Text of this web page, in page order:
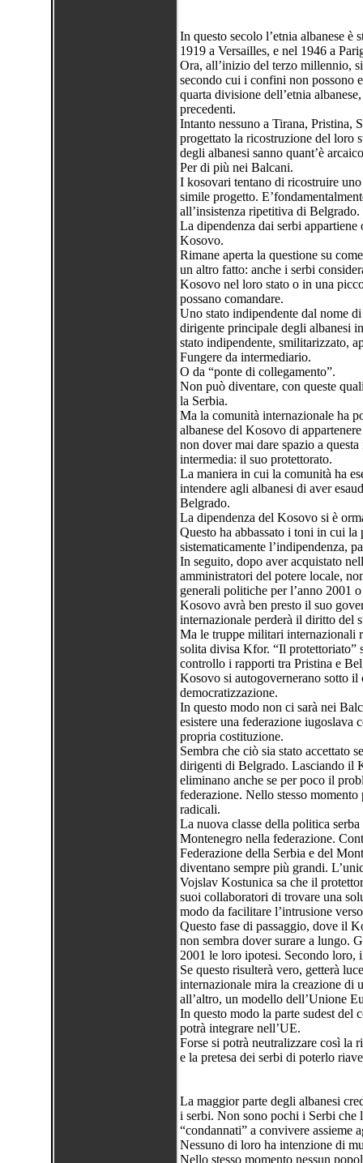
In questo secolo l’etnia albanese è
1919 a Versailles, e nel 1946 a
Ora, all’inizio del terzo millennio,
secondo cui i confini non possono
quarta divisione dell’etnia
precedenti.
Intanto nessuno a Tirana, Pristina,
progettato la ricostruzione del loro
degli albanesi sanno quant’è
Per di più nei Balcani.
I kosovari tentano di ricostruire
simile progetto.
all’insistenza ripetitiva di Belgrado.
La dipendenza dai serbi
Kosovo.
Rimane aperta la questione su
un altro fatto: anche i serbi
Kosovo nel loro stato o in una
possano comandare.
Uno stato indipendente dal nome
dirigente principale degli albanesi
stato indipendente, smilitarizzato,
Fungere da intermediario.
O da “ponte di collegamento”.
Non può diventare, con queste
la Serbia.
Ma la comunità internazionale ha
albanese del Kosovo di
non dover mai dare spazio a
intermedia: il suo protettorato.
La maniera in cui la comunità ha
intendere agli albanesi di aver
Belgrado.
La dipendenza del Kosovo si è
Questo ha abbassato i toni in cui
sistematicamente l’indipendenza,
In seguito, dopo aver acquistato
amministratori del potere locale,
generali politiche per l’anno 2001
Kosovo avrà ben presto il suo
internazionale perderà il diritto del
Ma le truppe militari internazionali
solita divisa Kfor. “Il protettoriato”
controllo i rapporti tra Pristina e
Kosovo si autogovernerano sotto
democratizzazione.
In questo modo non ci sarà nei
esistere una federazione
propria costituzione.
Sembra che ciò sia stato accettato
dirigenti di Belgrado. Lasciando il
eliminano anche se per poco il
federazione. Nello stesso
radicali.
La nuova classe della politica
Montenegro nella federazione.
Federazione della Serbia e del
diventano sempre più grandi.
Vojslav Kostunica sa che il
suoi collaboratori di trovare una
modo da facilitare l’intrusione
Questo fase di passaggio, dove il
non sembra dover surare a lungo.
2001 le loro ipotesi. Secondo
Se questo risulterà vero, getterà
internazionale mira la creazione di
all’altro, un modello dell’Unione
In questo modo la parte sudest del
potrà integrare nell’UE.
Forse si potrà neutralizzare così la
e la pretesa dei serbi di poterlo
La maggior parte degli albanesi
i serbi. Non sono pochi i Serbi che
“condannati” a convivere assieme
Nessuno di loro ha intenzione di
Nello stesso momento nessun